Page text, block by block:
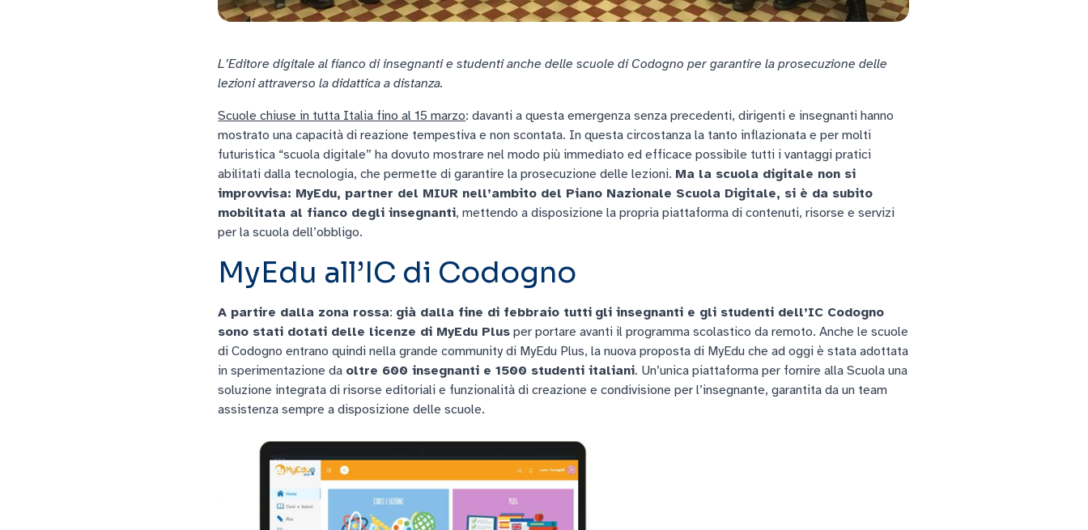
L’Editore digitale al fianco di insegnanti e studenti anche delle scuole di Codogno per garantire la prosecuzione delle
lezioni attraverso la didattica a distanza.
Scuole chiuse in tutta Italia fino al 15 marzo: davanti a questa emergenza senza precedenti, dirigenti e insegnanti hanno
mostrato una capacità di reazione tempestiva e non scontata. In questa circostanza la tanto inflazionata e per molti
futuristica “scuola digitale” ha dovuto mostrare nel modo più immediato ed efficace possibile tutti i vantaggi pratici
abilitati dalla tecnologia, che permette di garantire la prosecuzione delle lezioni. Ma la scuola digitale non si
improvvisa: MyEdu, partner del MIUR nell’ambito del Piano Nazionale Scuola Digitale, si è da subito
mobilitata al fianco degli insegnanti, mettendo a disposizione la propria piattaforma di contenuti, risorse e servizi
per la scuola dell’obbligo.
MyEdu all’IC di Codogno
A partire dalla zona rossa: già dalla fine di febbraio tutti gli insegnanti e gli studenti dell’IC Codogno
sono stati dotati delle licenze di MyEdu Plus per portare avanti il programma scolastico da remoto. Anche le scuole
di Codogno entrano quindi nella grande community di MyEdu Plus, la nuova proposta di MyEdu che ad oggi è stata adottata
in sperimentazione da oltre 600 insegnanti e 1500 studenti italiani. Un’unica piattaforma per fornire alla Scuola una
soluzione integrata di risorse editoriali e funzionalità di creazione e condivisione per l’insegnante, garantita da un team
assistenza sempre a disposizione delle scuole.